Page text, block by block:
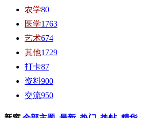
农学80
医学1763
艺术674
其他1729
打卡87
资料900
交流950